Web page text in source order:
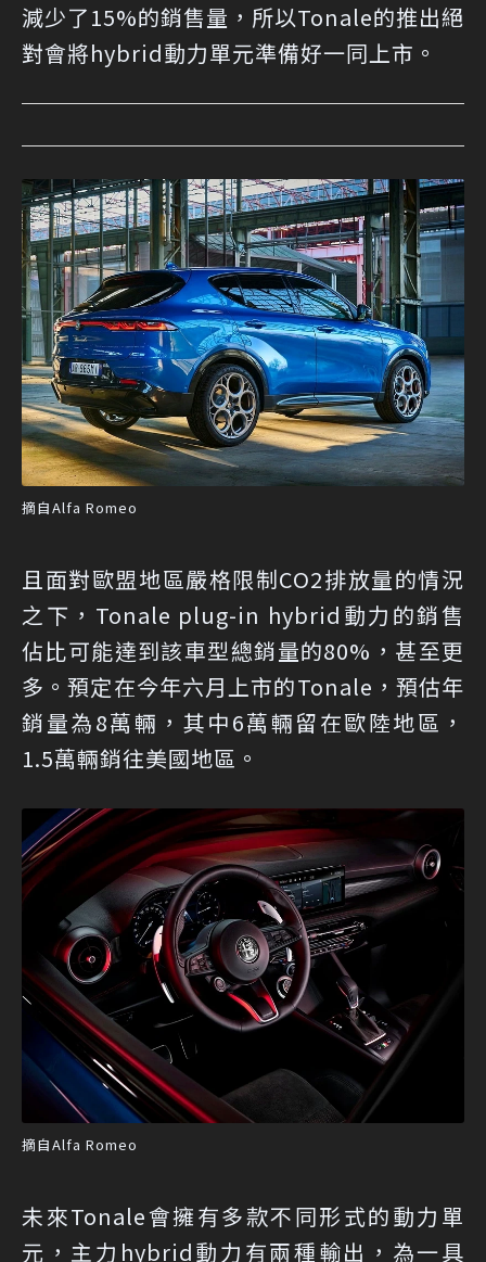
減少了15%的銷售量，所以Tonale的推出絕
對會將hybrid動力單元準備好一同上市。
摘自Alfa Romeo
且面對歐盟地區嚴格限制CO2排放量的情況
之下，Tonale plug-in hybrid動力的銷售
佔比可能達到該車型總銷量的80%，甚至更
多。預定在今年六月上市的Tonale，預估年
銷量為8萬輛，其中6萬輛留在歐陸地區，
1.5萬輛銷往美國地區。
摘自Alfa Romeo
未來Tonale會擁有多款不同形式的動力單
元，主力hybrid動力有兩種輸出，為一具